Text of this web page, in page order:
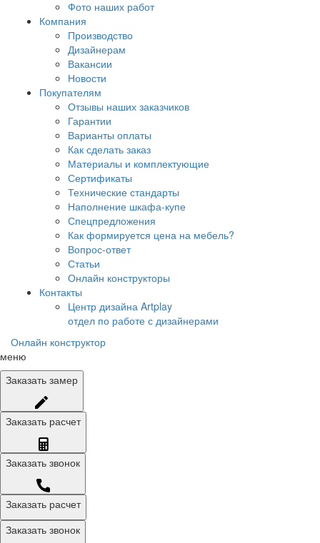
Фото наших работ
Компания
Производство
Дизайнерам
Вакансии
Новости
Покупателям
Отзывы наших заказчиков
Гарантии
Варианты оплаты
Как сделать заказ
Материалы и комплектующие
Сертификаты
Технические стандарты
Наполнение шкафа-купе
Спецпредложения
Как формируется цена на мебель?
Вопрос-ответ
Статьи
Онлайн конструкторы
Контакты
Центр дизайна Artplay
отдел по работе с дизайнерами
Онлайн конструктор
меню
Заказать замер
Заказать расчет
Заказать звонок
Заказать расчет
Заказать звонок